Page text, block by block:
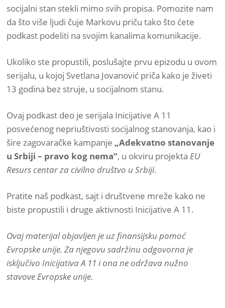
socijalni stan stekli mimo svih propisa. Pomozite nam
da što više ljudi čuje Markovu priču tako što ćete
podkast podeliti na svojim kanalima komunikacije.
Ukoliko ste propustili, poslušajte prvu epizodu u ovom
serijalu, u kojoj Svetlana Jovanović priča kako je živeti
13 godina bez struje, u socijalnom stanu.
Ovaj podkast deo je serijala Inicijative A 11
posvećenog nepriuštivosti socijalnog stanovanja, kao i
šire zagovaračke kampanje „Adekvatno stanovanje
u Srbiji – pravo kog nema“, u okviru projektaEU
Resurs centar za civilno društvo u Srbiji.
Pratite naš podkast, sajt i društvene mreže kako ne
biste propustili i druge aktivnosti Inicijative A 11.
Ovaj materijal objavljen je uz finansijsku pomoć
Evropske unije. Za njegovu sadržinu odgovorna je
isključivo Inicijativa A 11 i ona ne održava nužno
stavove Evropske unije.